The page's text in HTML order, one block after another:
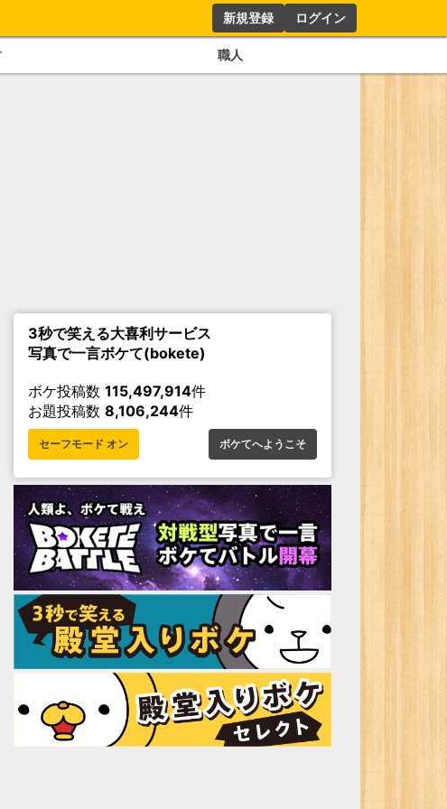
新規登録 ログイン
職人
3秒で笑える大喜利サービス
写真で一言ボケて(bokete)
ボケ投稿数 115,497,914件
お題投稿数 8,106,244件
セーフモード オン ボケてへようこそ